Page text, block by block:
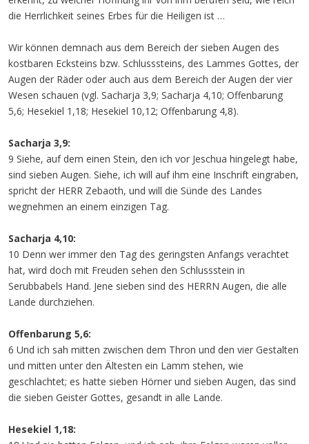
die Herrlichkeit seines Erbes für die Heiligen ist …
Wir können demnach aus dem Bereich der sieben Augen des
kostbaren Ecksteins bzw. Schlusssteins, des Lammes Gottes, der
Augen der Räder oder auch aus dem Bereich der Augen der vier
Wesen schauen (vgl. Sacharja 3,9; Sacharja 4,10; Offenbarung
5,6; Hesekiel 1,18; Hesekiel 10,12; Offenbarung 4,8).
Sacharja 3,9:
9 Siehe, auf dem einen Stein, den ich vor Jeschua hingelegt habe,
sind sieben Augen. Siehe, ich will auf ihm eine Inschrift eingraben,
spricht der HERR Zebaoth, und will die Sünde des Landes
wegnehmen an einem einzigen Tag.
Sacharja 4,10:
10 Denn wer immer den Tag des geringsten Anfangs verachtet
hat, wird doch mit Freuden sehen den Schlussstein in
Serubbabels Hand. Jene sieben sind des HERRN Augen, die alle
Lande durchziehen.
Offenbarung 5,6:
6 Und ich sah mitten zwischen dem Thron und den vier Gestalten
und mitten unter den Ältesten ein Lamm stehen, wie
geschlachtet; es hatte sieben Hörner und sieben Augen, das sind
die sieben Geister Gottes, gesandt in alle Lande.
Hesekiel 1,18: